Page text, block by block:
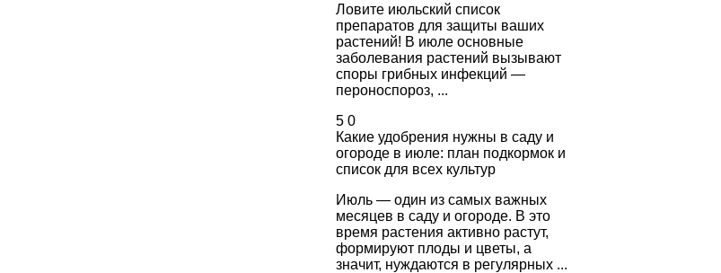
Ловите июльский список
препаратов для защиты ваших
растений! В июле основные
заболевания растений вызывают
споры грибных инфекций —
пероноспороз, ...
5 0
Какие удобрения нужны в саду и
огороде в июле: план подкормок и
список для всех культур
Июль — один из самых важных
месяцев в саду и огороде. В это
время растения активно растут,
формируют плоды и цветы, а
значит, нуждаются в регулярных ...